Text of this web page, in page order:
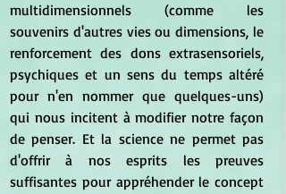
multidimensionnels (comme les
souvenirs d'autres vies ou dimensions, le
renforcement des dons extrasensoriels,
psychiques et un sens du temps altéré
pour n'en nommer que quelques-uns)
qui nous incitent à modifier notre façon
de penser. Et la science ne permet pas
d'offrir à nos esprits les preuves
suffisantes pour appréhender le concept